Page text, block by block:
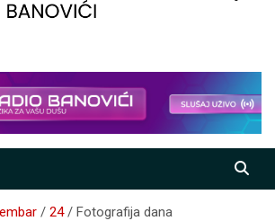
kulturu i informisanje
24 Fotografija dana